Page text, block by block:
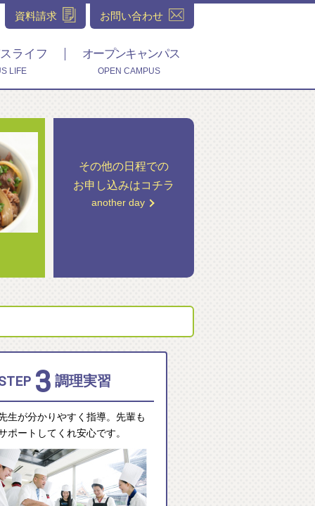
資料請求 お問い合わせ
ライフ
LIFE
オープンキャンパス
OPEN CAMPUS
その他の日程での
お申し込みはコチラ
another day
3 調理実習
生が分かりやすく指導。先輩も
ポートしてくれ安心です。